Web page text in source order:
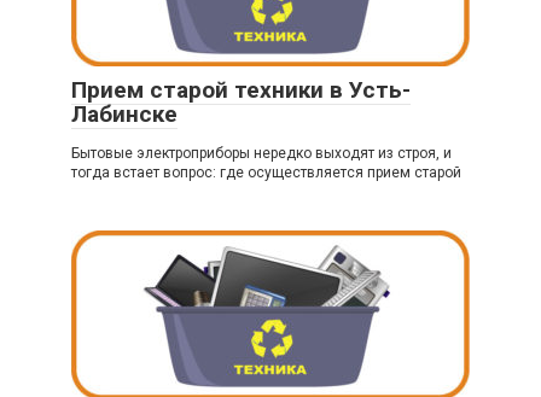
Прием старой техники в Усть-
Лабинске
Бытовые электроприборы нередко выходят из строя, и
тогда встает вопрос: где осуществляется прием старой